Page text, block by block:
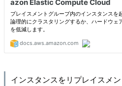
インスタンスをリプレイスメ